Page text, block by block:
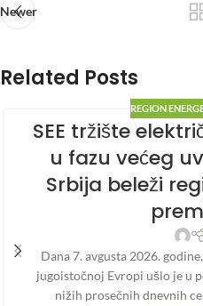
Newer
Related Posts
REGION
SEE tržište
u fazu većeg
Srbija beleži
Dana 7. avgusta 2026.
jugoistočnoj Evropi ušlo je u
nižih prosečnih dnevnih